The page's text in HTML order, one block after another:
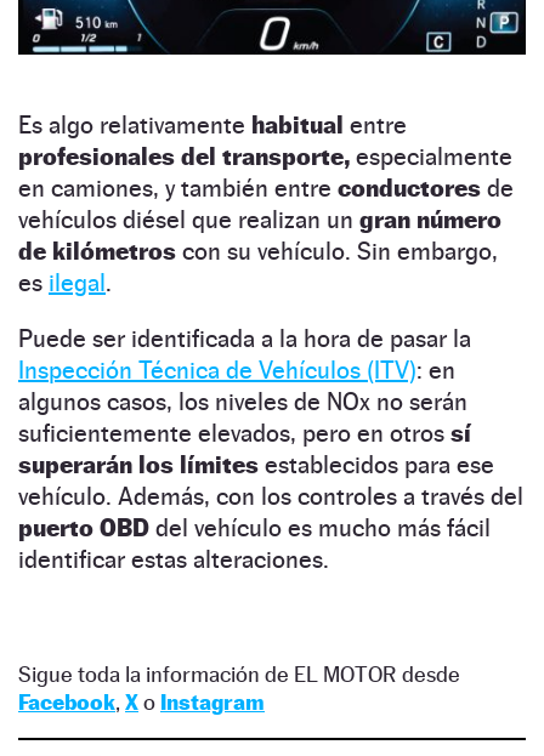
Es algo relativamente habitual entre
profesionales del transporte, especialmente
en camiones, y también entre conductores de
vehículos diésel que realizan un gran número
de kilómetros con su vehículo. Sin embargo,
es ilegal.
Puede ser identificada a la hora de pasar la
Inspección Técnica de Vehículos (ITV): en
algunos casos, los niveles de NOx no serán
suficientemente elevados, pero en otros sí
superarán los límites establecidos para ese
vehículo. Además, con los controles a través del
puerto OBD del vehículo es mucho más fácil
identificar estas alteraciones.
Sigue toda la información de EL MOTOR desde
Facebook, Xo Instagram